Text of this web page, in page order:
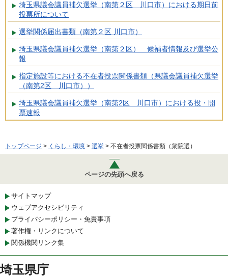
埼玉県議会議員補欠選挙（南第２区 川口市）における期日前
投票所について
選挙関係届出書類（南第２区 川口市）
埼玉県議会議員補欠選挙（南第２区） 候補者情報及び選挙公
報
指定施設等における不在者投票関係書類（県議会議員補欠選挙
（南第2区 川口市））
埼玉県議会議員補欠選挙（南第2区 川口市）における投・開
票速報
トップページ > くらし・環境 > 選挙 > 不在者投票関係書類（衆院選）
ページの先頭へ戻る
サイトマップ
ウェブアクセシビリティ
プライバシーポリシー・免責事項
著作権・リンクについて
関係機関リンク集
埼玉県庁